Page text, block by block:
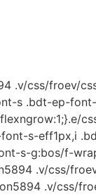
.v/css/froev/
s .bdt-ep-
s-eff1px,i
s-g:bos/f-
.v/css/
.v/css/